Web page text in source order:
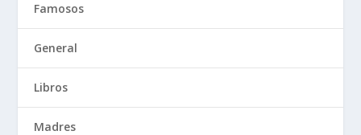
Famosos
General
Libros
Madres